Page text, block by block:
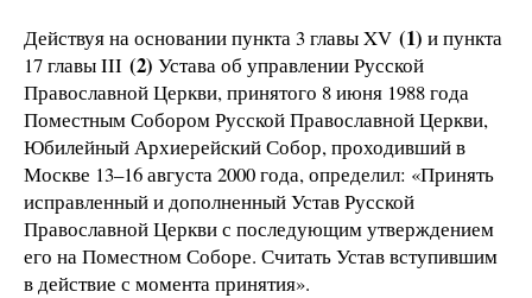
Действуя на основании пункта 3 главы XV (1) и пункта
17 главы III (2) Устава об управлении Русской
Православной Церкви, принятого 8 июня 1988 года
Поместным Собором Русской Православной Церкви,
Юбилейный Архиерейский Собор, проходивший в
Москве 13–16 августа 2000 года, определил: «Принять
исправленный и дополненный Устав Русской
Православной Церкви с последующим утверждением
его на Поместном Соборе. Считать Устав вступившим
в действие с момента принятия».